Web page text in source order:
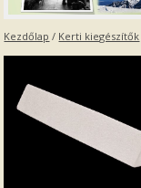
Kezdőlap / Kerti kiegészítők